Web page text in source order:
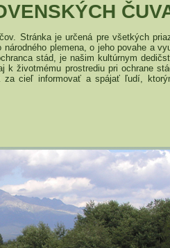
Stránka je určená pre všetkých
plemena, o jeho povahe a
stád, je našim kultúrnym
k životmému prostrediu pri ochrane
cieľ informovať a spájať ľudí,